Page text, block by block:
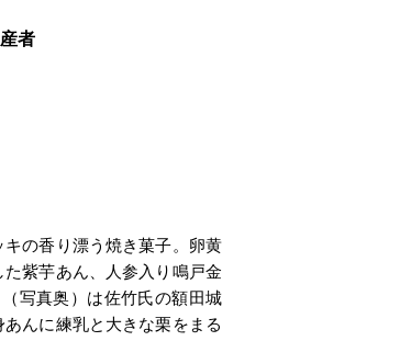
者
キの香り漂う焼き菓子。卵黄
紫芋あん、人参入り鳴戸金
写真奥）は佐竹氏の額田城
んに練乳と大きな栗をまる